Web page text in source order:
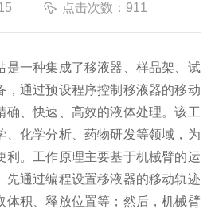
点击次数：911
一种集成了移液器、样品架、试
，通过预设程序控制移液器的移动
确、快速、高效的液体处理。该工
、化学分析、药物研发等领域，为
利。工作原理主要基于机械臂的运
先通过编程设置移液器的移动轨迹
体积、释放位置等；然后，机械臂